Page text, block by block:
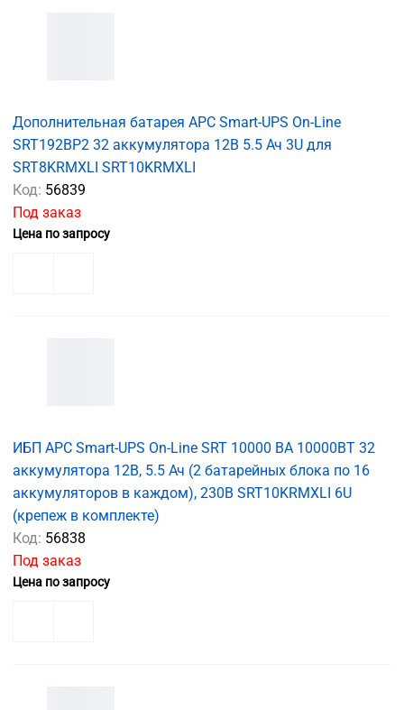
Дополнительная батарея APC Smart-UPS On-Line
SRT192BP2 32 аккумулятора 12В 5.5 Ач 3U для
SRT8KRMXLI SRT10KRMXLI
Код: 56839
Под заказ
Цена по запросу
ИБП APC Smart-UPS On-Line SRT 10000 ВА 10000ВТ 32
аккумулятора 12В, 5.5 Ач (2 батарейных блока по 16
аккумуляторов в каждом), 230В SRT10KRMXLI 6U
(крепеж в комплекте)
Код: 56838
Под заказ
Цена по запросу